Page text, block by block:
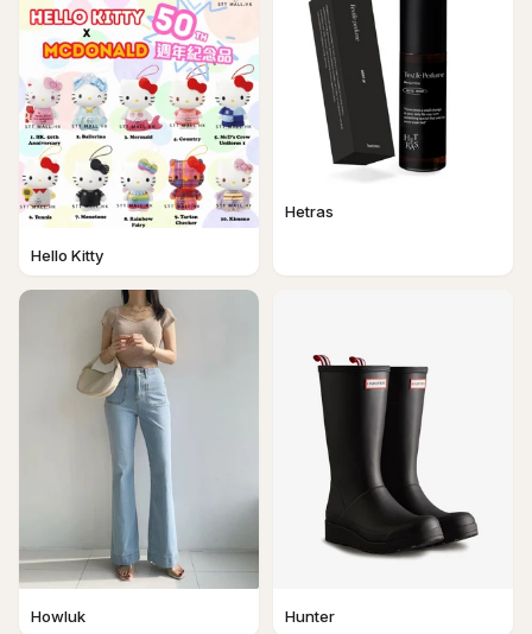
Hello Kitty
Hetras
Howluk Hunter